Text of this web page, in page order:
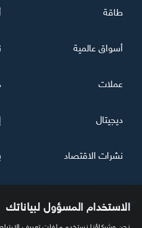
تابعنا
طاقة
أسواق عالمية
عملات
ديجيتال
نشرات الاقتصاد
الاستخدام المسؤول لبياناتك
نحن وشركاؤنا نستخدم ملفات تعريف